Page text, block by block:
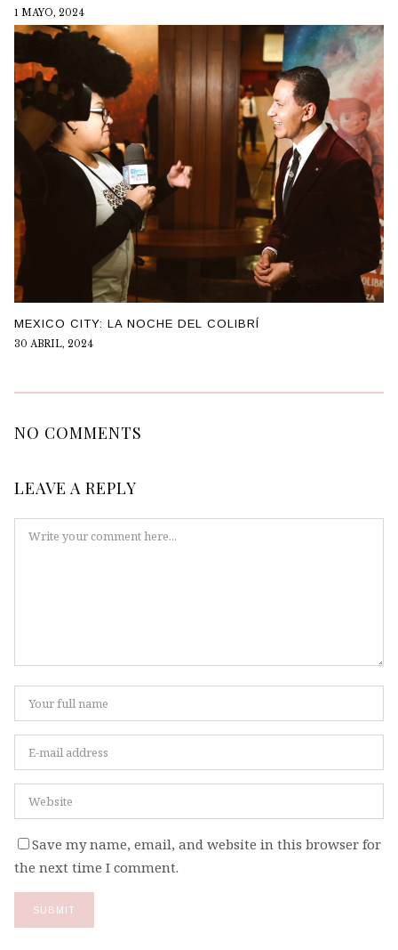
1 MAYO, 2024
MEXICO CITY: LA NOCHE DEL COLIBRÍ
30 ABRIL, 2024
NO COMMENTS
LEAVE A REPLY
Save my name, email, and website in this browser for
the next time I comment.